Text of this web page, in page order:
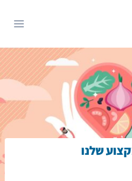
שלנו